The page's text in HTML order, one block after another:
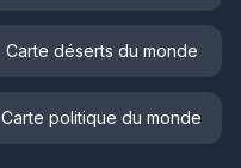
Carte déserts du monde
Carte politique du monde